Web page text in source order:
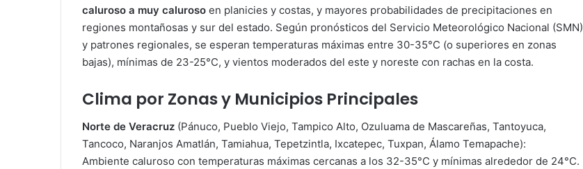
caluroso a muy caluroso en planicies y costas, y mayores probabilidades de precipitaciones en
regiones montañosas y sur del estado. Según pronósticos del Servicio Meteorológico Nacional (SMN)
y patrones regionales, se esperan temperaturas máximas entre 30-35°C (o superiores en zonas
bajas), mínimas de 23-25°C, y vientos moderados del este y noreste con rachas en la costa.
Clima por Zonas y Municipios Principales
Norte de Veracruz (Pánuco, Pueblo Viejo, Tampico Alto, Ozuluama de Mascareñas, Tantoyuca,
Tancoco, Naranjos Amatlán, Tamiahua, Tepetzintla, Ixcatepec, Tuxpan, Álamo Temapache):
Ambiente caluroso con temperaturas máximas cercanas a los 32-35°C y mínimas alrededor de 24°C.